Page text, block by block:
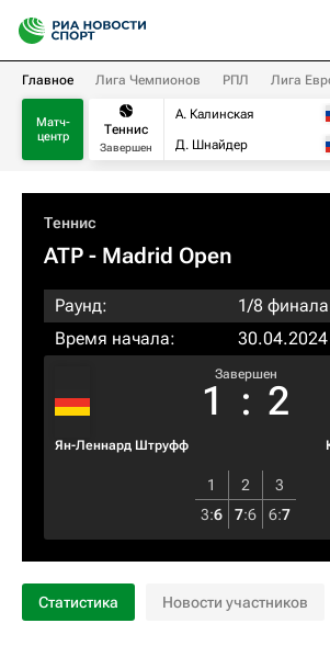
Главное Лига Чемпионов РПЛ Лига
Матч-
центр
Теннис
Завершен
А. Калинская
Д. Шнайдер
Теннис
ATP - Madrid Open
Раунд:
1/8 финала
Время начала:
Ян-Леннард Штруфф
Завершен
1 : 2
1 2
3
3:6 7:6 6:7
Статистика Новости участников